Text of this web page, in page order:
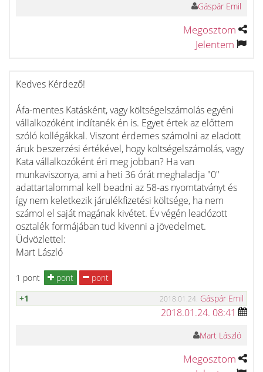
Gáspár Emil
Megosztom
Jelentem
Kedves Kérdező!
Áfa-mentes Katásként, vagy költségelszámolás egyéni
vállalkozóként indítanék én is. Egyet értek az előttem
szóló kollégákkal. Viszont érdemes számolni az eladott
áruk beszerzési értékével, hogy költségelszámolás, vagy
Kata vállalkozóként éri meg jobban? Ha van
munkaviszonya, ami a heti 36 órát meghaladja "0"
adattartalommal kell beadni az 58-as nyomtatványt és
így nem keletkezik járulékfizetési költsége, ha nem
számol el saját magának kivétet. Év végén leadózott
osztalék formájában tud kivenni a jövedelmet.
Üdvözlettel:
Mart László
1 pont pont
pont
+1
2018.01.24. Gáspár Emil
2018.01.24. 08:41
Mart László
Megosztom